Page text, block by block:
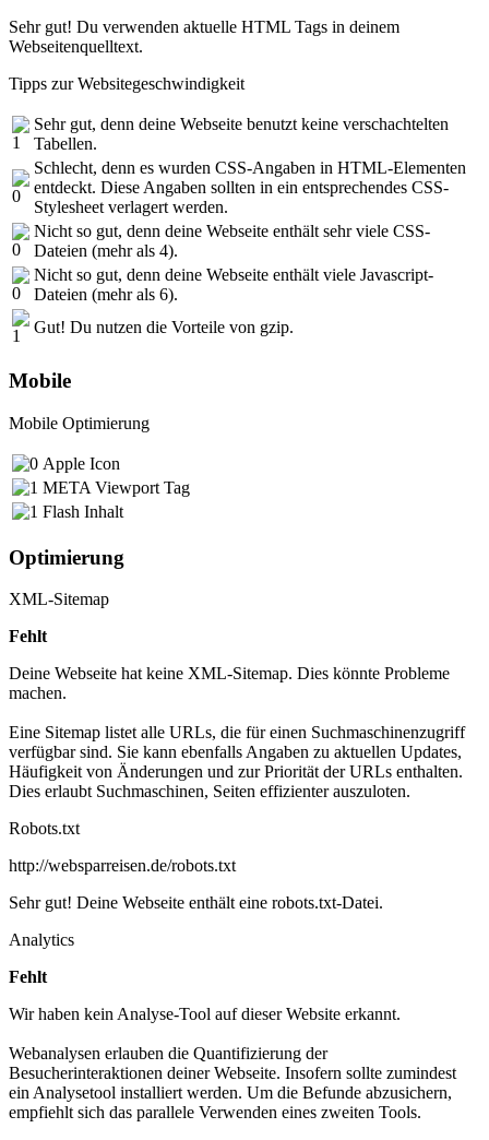
Sehr gut! Du verwenden aktuelle HTML Tags in deinem
Webseitenquelltext.
Tipps zur Websitegeschwindigkeit
Sehr gut, denn deine Webseite benutzt keine verschachtelten
Tabellen.
Schlecht, denn es wurden CSS-Angaben in HTML-Elementen
entdeckt. Diese Angaben sollten in ein entsprechendes CSS-
Stylesheet verlagert werden.
Nicht so gut, denn deine Webseite enthält sehr viele CSS-
Dateien (mehr als 4).
Nicht so gut, denn deine Webseite enthält viele Javascript-
Dateien (mehr als 6).
Gut! Du nutzen die Vorteile von gzip.
Mobile
Mobile Optimierung
Apple Icon
META Viewport Tag
Flash Inhalt
Optimierung
XML-Sitemap
Fehlt
Deine Webseite hat keine XML-Sitemap. Dies könnte Probleme
machen.
Eine Sitemap listet alle URLs, die für einen Suchmaschinenzugriff
verfügbar sind. Sie kann ebenfalls Angaben zu aktuellen Updates,
Häufigkeit von Änderungen und zur Priorität der URLs enthalten.
Dies erlaubt Suchmaschinen, Seiten effizienter auszuloten.
Robots.txt
http://websparreisen.de/robots.txt
Sehr gut! Deine Webseite enthält eine robots.txt-Datei.
Analytics
Fehlt
Wir haben kein Analyse-Tool auf dieser Website erkannt.
Webanalysen erlauben die Quantifizierung der
Besucherinteraktionen deiner Webseite. Insofern sollte zumindest
ein Analysetool installiert werden. Um die Befunde abzusichern,
empfiehlt sich das parallele Verwenden eines zweiten Tools.